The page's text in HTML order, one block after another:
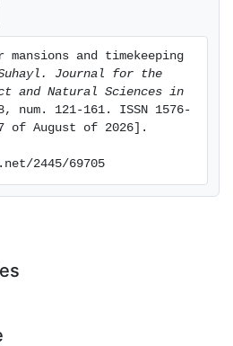
mansions and timekeeping
Journal for the
and Natural Sciences in
num. 121-161. ISSN 1576-
of August of 2026].
2445/69705